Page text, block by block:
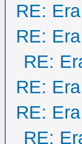
RE:
RE:
RE:
RE:
RE:
RE: